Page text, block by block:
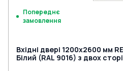
Попереднє
замовлення
Вхідні двері 1200x2600 мм
Білий (RAL 9016) з двох